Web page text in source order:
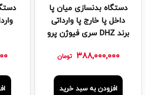
دستگاه بدنسازی میان پا
داخل پا خارج پا وارداتی
برند DHZ سری فیوژن پرو
388,000,000 تومان
افزودن به سبد خرید